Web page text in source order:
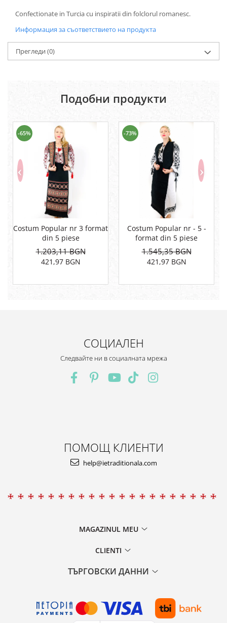
Confectionate in Turcia cu inspiratii din folclorul romanesc.
Информация за съответствието на продукта
Прегледи (0)
Подобни продукти
-65%
Costum Popular nr 3 format
din 5 piese
1.203,11 BGN
421,97 BGN
-73%
Costum Popular nr - 5 -
format din 5 piese
1.545,35 BGN
421,97 BGN
СОЦИАЛЕН
Следвайте ни в социалната мрежа
ПОМОЩ КЛИЕНТИ
help@ietraditionala.com
MAGAZINUL MEU
CLIENTI
ТЪРГОВСКИ ДАННИ